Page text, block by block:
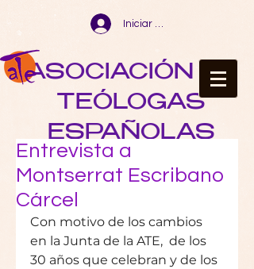
Iniciar sesión
ASOCIACIÓN DE
TEÓLOGAS
ESPAÑOLAS
Entrevista a
Montserrat Escribano
Cárcel
Con motivo de los cambios
en la Junta de la ATE,  de los
30 años que celebran y de los